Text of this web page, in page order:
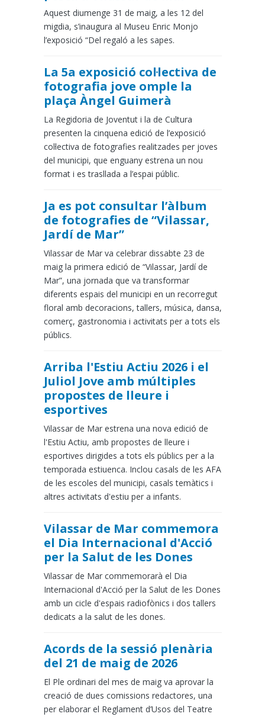
Aquest diumenge 31 de maig, a les 12 del
migdia, s’inaugura al Museu Enric Monjo
l’exposició “Del regaló a les sapes.
La 5a exposició col·lectiva de
fotografia jove omple la
plaça Àngel Guimerà
La Regidoria de Joventut i la de Cultura
presenten la cinquena edició de l’exposició
col·lectiva de fotografies realitzades per joves
del municipi, que enguany estrena un nou
format i es trasllada a l’espai públic.
Ja es pot consultar l’àlbum
de fotografies de “Vilassar,
Jardí de Mar”
Vilassar de Mar va celebrar dissabte 23 de
maig la primera edició de “Vilassar, Jardí de
Mar”, una jornada que va transformar
diferents espais del municipi en un recorregut
floral amb decoracions, tallers, música, dansa,
comerç, gastronomia i activitats per a tots els
públics.
Arriba l'Estiu Actiu 2026 i el
Juliol Jove amb múltiples
propostes de lleure i
esportives
Vilassar de Mar estrena una nova edició de
l'Estiu Actiu, amb propostes de lleure i
esportives dirigides a tots els públics per a la
temporada estiuenca. Inclou casals de les AFA
de les escoles del municipi, casals temàtics i
altres activitats d'estiu per a infants.
Vilassar de Mar commemora
el Dia Internacional d'Acció
per la Salut de les Dones
Vilassar de Mar commemorarà el Dia
Internacional d'Acció per la Salut de les Dones
amb un cicle d'espais radiofònics i dos tallers
dedicats a la salut de les dones.
Acords de la sessió plenària
del 21 de maig de 2026
El Ple ordinari del mes de maig va aprovar la
creació de dues comissions redactores, una
per elaborar el Reglament d’Usos del Teatre